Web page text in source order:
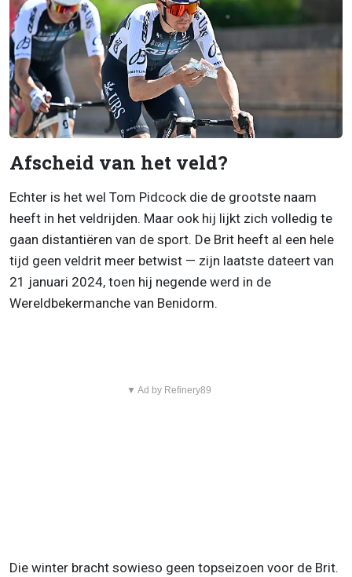
Afscheid van het veld?
Echter is het wel Tom Pidcock die de grootste naam
heeft in het veldrijden. Maar ook hij lijkt zich volledig te
gaan distantiëren van de sport. De Brit heeft al een hele
tijd geen veldrit meer betwist — zijn laatste dateert van
21 januari 2024, toen hij negende werd in de
Wereldbekermanche van Benidorm.
▼ Ad by Refinery89
Die winter bracht sowieso geen topseizoen voor de Brit.